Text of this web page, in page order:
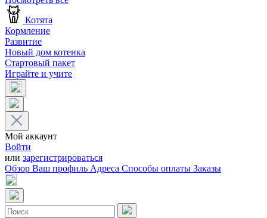
Котята
Кормление
Развитие
Новый дом котенка
Стартовый пакет
Играйте и учите
Мой аккаунт
Войти
или зарегистрироваться
Обзор Ваш профиль Адреса Способы оплаты Заказы